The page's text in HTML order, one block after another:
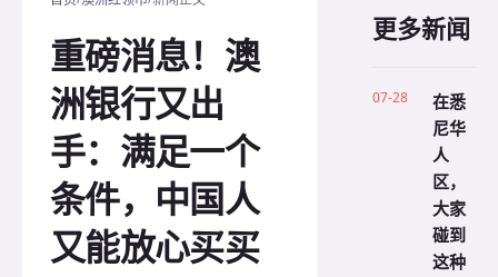
重磅消息！澳
洲银行又出
手：满足一个
条件，中国人
又能放心买买
更多新闻
07-28
在悉
尼华
人
区，
大家
碰到
这种